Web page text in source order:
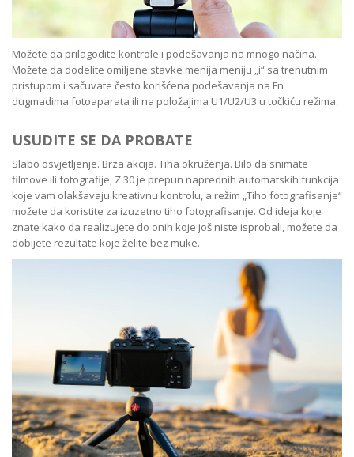
Možete da prilagodite kontrole i podešavanja na mnogo načina.
Možete da dodelite omiljene stavke menija meniju „i“ sa trenutnim
pristupom i sačuvate često korišćena podešavanja na Fn
dugmadima fotoaparata ili na položajima U1/U2/U3 u točkiću režima.
USUDITE SE DA PROBATE
Slabo osvjetljenje. Brza akcija. Tiha okruženja. Bilo da snimate
filmove ili fotografije, Z 30 je prepun naprednih automatskih funkcija
koje vam olakšavaju kreativnu kontrolu, a režim „Tiho fotografisanje“
možete da koristite za izuzetno tiho fotografisanje. Od ideja koje
znate kako da realizujete do onih koje još niste isprobali, možete da
dobijete rezultate koje želite bez muke.